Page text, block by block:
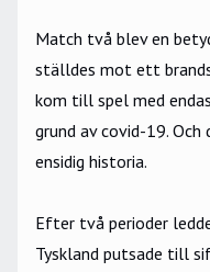
Match två blev en
ställdes mot ett
kom till spel med
grund av covid-19.
ensidig historia.
Efter två perioder
Tyskland putsade till